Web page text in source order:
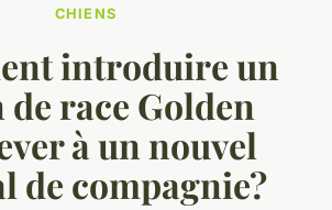
CHIENS
introduire un
de race Golden
à un nouvel
de compagnie?